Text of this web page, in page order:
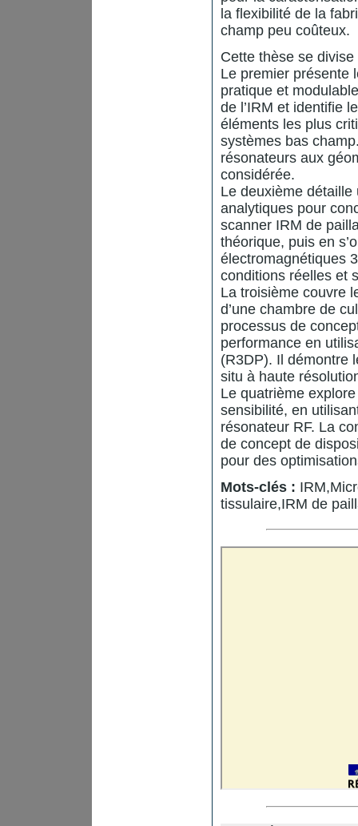
la flexibilité de la
champ peu coûteux.
Cette thèse se
Le premier présente
pratique et
de l’IRM et identifie
éléments les plus
systèmes bas
résonateurs aux
considérée.
Le deuxième
analytiques pour
scanner IRM de
théorique, puis en
électromagnétiques
conditions réelles et
La troisième couvre
d’une chambre de
processus de
performance en
(R3DP). Il démontre
situ à haute
Le quatrième
sensibilité, en
résonateur RF. La
de concept de
pour des
Mots-clés :
tissulaire,IRM de